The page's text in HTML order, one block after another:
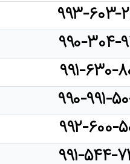
۶۰۳-۲۰۰۵
۳۰۴-۹۴۰۰
۶۳۰-۸۰۰۳
۵۰-۳۰
۶۰۰-۵۰۰۸
۵۴۴-۷۳۰۰